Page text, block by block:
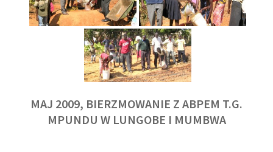
MAJ 2009, BIERZMOWANIE Z ABPEM T.G.
MPUNDU W LUNGOBE I MUMBWA